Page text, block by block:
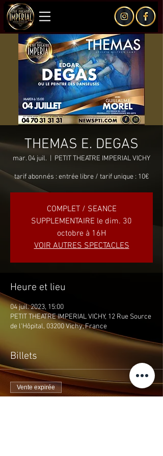
THEMAS E. DEGAS
mar. 04 juil. PETIT THEATRE IMPERIAL VICHY
tarif abonnés : entrée libre / tarif unique : 10€
COMPLET / SEANCE
SUPPLEMENTAIRE le dim. 30
octobre à 16H
VOIR AUTRES SPECTACLES
Heure et lieu
04 juil. 2023, 15:00
PETIT THEATRE IMPERIAL VICHY, 12 Rue Source
de l'Hôpital, 03200 Vichy, France
Billets
Vente expirée